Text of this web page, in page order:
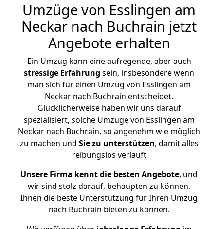
Umzüge von Esslingen am
Neckar nach Buchrain jetzt
Angebote erhalten
Ein Umzug kann eine aufregende, aber auch
stressige Erfahrung sein, insbesondere wenn
man sich für einen Umzug von Esslingen am
Neckar nach Buchrain entscheidet.
Glücklicherweise haben wir uns darauf
spezialisiert, solche Umzüge von Esslingen am
Neckar nach Buchrain, so angenehm wie möglich
zu machen und Sie zu unterstützen, damit alles
reibungslos verläuft
Unsere Firma kennt die besten Angebote, und
wir sind stolz darauf, behaupten zu können,
Ihnen die beste Unterstützung für Ihren Umzug
nach Buchrain bieten zu können.